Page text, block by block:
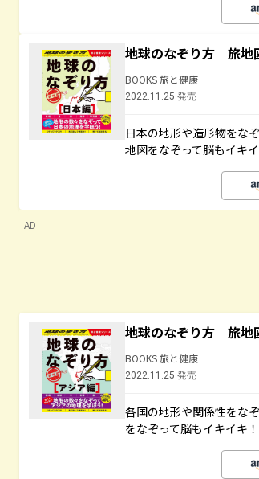
地球のなぞり方 旅
BOOKS 旅と健康
2022.11.25 発売
日本の地形や造形物をな
地図をなぞって脳もイキイ
AD
地球のなぞり方 旅
BOOKS 旅と健康
2022.11.25 発売
各国の地形や関係性をな
をなぞって脳もイキイキ！